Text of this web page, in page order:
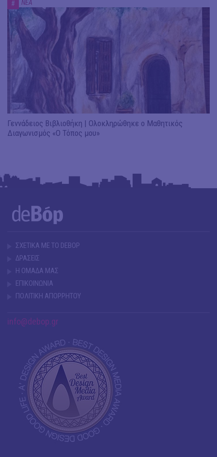
# ΝΕΑ
Γεννάδειος Βιβλιοθήκη | Ολοκληρώθηκε ο Μαθητικός
Διαγωνισμός «Ο Τόπος μου»
ΣΧΕΤΙΚΑ ΜΕ ΤΟ DEBOP
ΔΡΑΣΕΙΣ
Η ΟΜΑΔΑ ΜΑΣ
ΕΠΙΚΟΙΝΩΝΙΑ
ΠΟΛΙΤΙΚΗ ΑΠΟΡΡΗΤΟΥ
info@debop.gr